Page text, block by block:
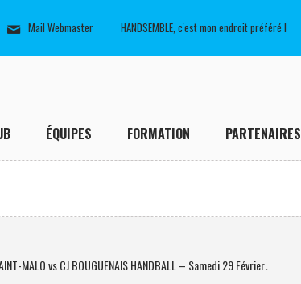
Mail Webmaster HANDSEMBLE, c'est mon endroit préféré !
ÉQUIPES FORMATION PARTENAIRES
MALO vs CJ BOUGUENAIS HANDBALL – Samedi 29 Février.